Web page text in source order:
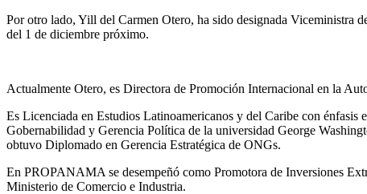
Por otro lado, Yill del Carmen Otero, ha sido designada Viceministra
del 1 de diciembre próximo.
Actualmente Otero, es Directora de Promoción Internacional en la
Es Licenciada en Estudios Latinoamericanos y del Caribe con
Gobernabilidad y Gerencia Política de la universidad George
obtuvo Diplomado en Gerencia Estratégica de ONGs.
En PROPANAMA se desempeñó como Promotora de Inversiones
Ministerio de Comercio e Industria.